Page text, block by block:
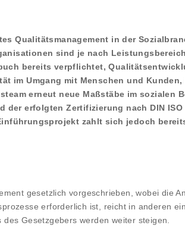
Qualitätsmanagement in der
sind je nach
bereits verpflichtet,
im Umgang mit Menschen und
erneut neue Maßstäbe im sozialen
der erfolgten Zertifizierung nach DIN
zahlt sich jedoch
gesetzlich vorgeschrieben, wobei die
erforderlich ist, reicht in anderen
Gesetzgebers werden weiter steigen.